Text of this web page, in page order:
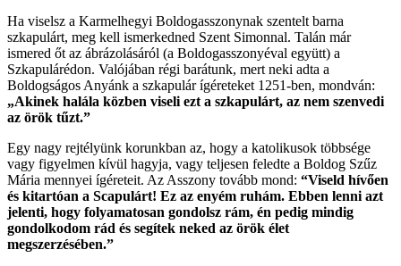
Ha viselsz a Karmelhegyi Boldogasszonynak szentelt barna
szkapulárt, meg kell ismerkedned Szent Simonnal. Talán már
ismered őt az ábrázolásáról (a Boldogasszonyéval együtt) a
Szkapulárédon. Valójában régi barátunk, mert neki adta a
Boldogságos Anyánk a szkapulár ígéreteket 1251-ben, mondván:
„Akinek halála közben viseli ezt a szkapulárt, az nem szenvedi
az örök tűzt.”
Egy nagy rejtélyünk korunkban az, hogy a katolikusok többsége
vagy figyelmen kívül hagyja, vagy teljesen feledte a Boldog Szűz
Mária mennyei ígéreteit. Az Asszony tovább mond: “Viseld hívően
és kitartóan a Scapulárt! Ez az enyém ruhám. Ebben lenni azt
jelenti, hogy folyamatosan gondolsz rám, én pedig mindig
gondolkodom rád és segítek neked az örök élet
megszerzésében.”